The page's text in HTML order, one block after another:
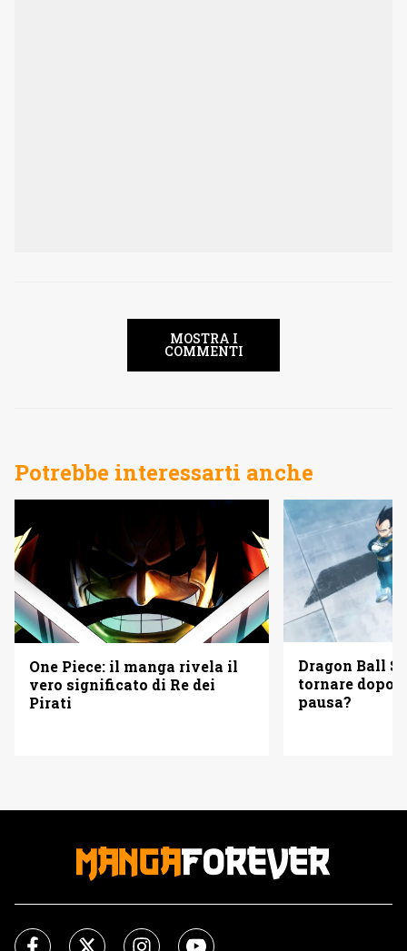
MOSTRA I
COMMENTI
Potrebbe interessarti anche
One Piece: il manga rivela il
vero significato di Re dei
Pirati
Dragon Ball
tornare dopo
pausa?